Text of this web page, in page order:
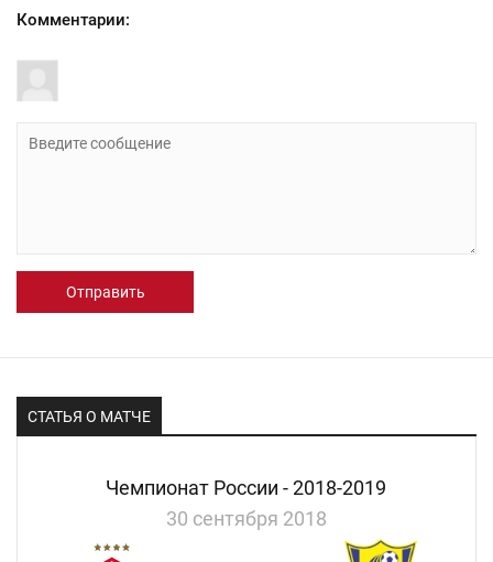
Комментарии:
Отправить
СТАТЬЯ О МАТЧЕ
Чемпионат России - 2018-2019
30 сентября 2018